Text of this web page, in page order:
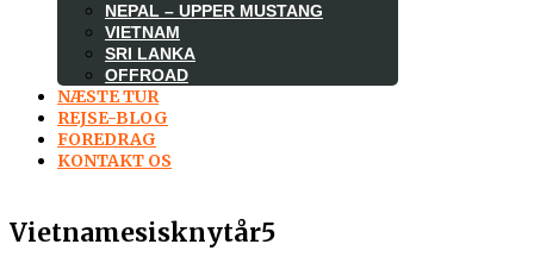
NEPAL – UPPER MUSTANG
VIETNAM
SRI LANKA
OFFROAD
NÆSTE TUR
REJSE-BLOG
FOREDRAG
KONTAKT OS
Vietnamesisknytår5